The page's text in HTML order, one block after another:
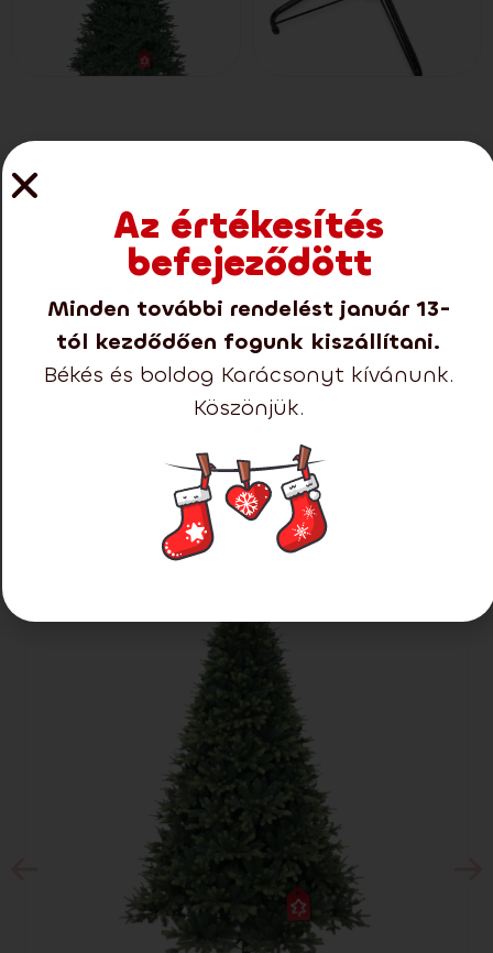
Bemutatjuk a 2025-es
prémium fák új
kollekcióját!
Nem hibázhat egyik termékünkkel sem.
Az értékesítés
befejeződött
Minden további rendelést január 13-
tól kezdődően fogunk kiszállítani.
Békés és boldog Karácsonyt kívánunk.
Köszönjük.